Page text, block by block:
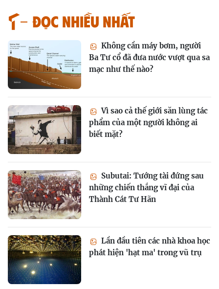
Đọc nhiều nhất
Không cần máy bơm, người
Ba Tư cổ đã đưa nước vượt qua sa
mạc như thế nào?
Vì sao cả thế giới săn lùng tác
phẩm của một người không ai
biết mặt?
Subutai: Tướng tài đứng sau
những chiến thắng vĩ đại của
Thành Cát Tư Hãn
Lần đầu tiên các nhà khoa học
phát hiện 'hạt ma' trong vũ trụ